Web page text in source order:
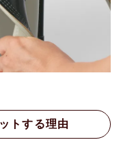
トする理由